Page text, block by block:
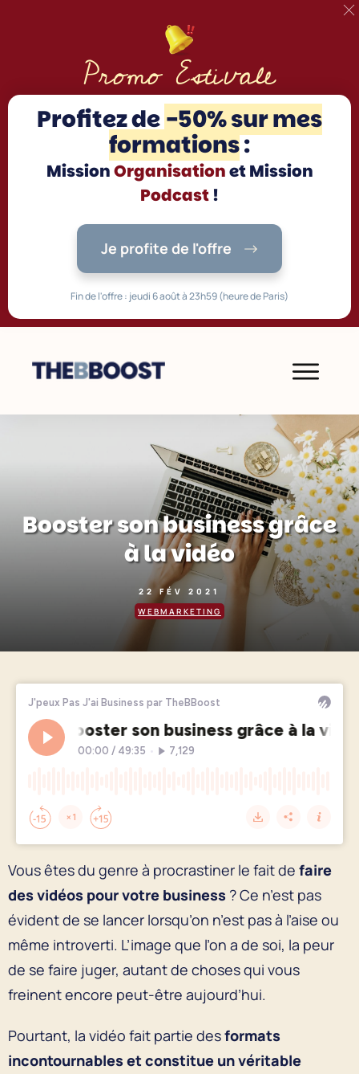
Booster son business grâce
à la vidéo
22 FÉV 2021
WEBMARKETING
Vous êtes du genre à procrastiner le fait de faire
des vidéos pour votre business ? Ce n’est pas
évident de se lancer lorsqu’on n’est pas à l’aise ou
même introverti. L’image que l’on a de soi, la peur
de se faire juger, autant de choses qui vous
freinent encore peut-être aujourd’hui.
Pourtant, la vidéo fait partie desformats
incontournables et constitue un véritable
Promo Estivale
Profitez de -50% sur mes
formations:
MissionOrganisationet Mission
Podcast!
Je profite de l'offre
Fin de l'offre : jeudi 6 août à 23h59 (heure de Paris)